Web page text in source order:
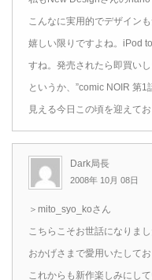
こんなに実用的でデザイン
嬉しい限りですよね。iPod
すね。発売されたら即買いし
というか、”comic NOIR 第
見える今日この頃を迎えて
Dark局長
2008年 10月 08日
＞mito_syo_koさん
こちらこそお世話になりまし
おかげさまで愛用いたしてお
これからも新作楽しみにして